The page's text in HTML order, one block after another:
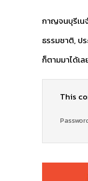
กาญจนบุรีเน
ธรรมชาติ, ป
ก็ตามมาได้เล
This